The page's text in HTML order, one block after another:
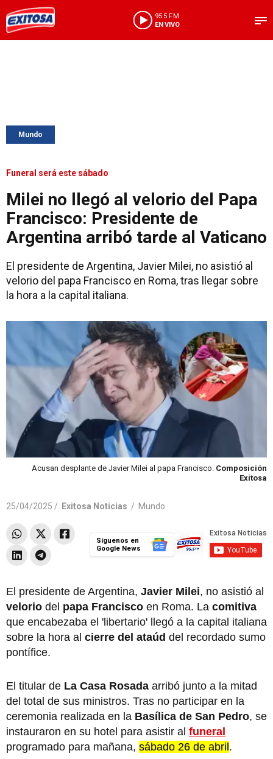
95.5 FM
EN VIVO
Mundo
Funeral será este sábado
Milei no llegó al velorio del Papa
Francisco: Presidente de
Argentina arribó tarde al Vaticano
El presidente de Argentina, Javier Milei, no asistió al
velorio del papa Francisco en Roma, tras llegar sobre
la hora a la capital italiana.
Acusan desplante de Javier Milei al papa Francisco. Composición
Exitosa
25/04/2025 / Exitosa Noticias / Mundo
Síguenos en
Google News
El presidente de Argentina, Javier Milei, no asistió al
velorio del papa Francisco en Roma. La comitiva
que encabezaba el 'libertario' llegó a la capital italiana
sobre la hora al cierre del ataúd del recordado sumo
pontífice.
El titular de La Casa Rosada arribó junto a la mitad
del total de sus ministros. Tras no participar en la
ceremonia realizada en la Basílica de San Pedro, se
instauraron en su hotel para asistir al funeral
programado para mañana, sábado 26 de abril.